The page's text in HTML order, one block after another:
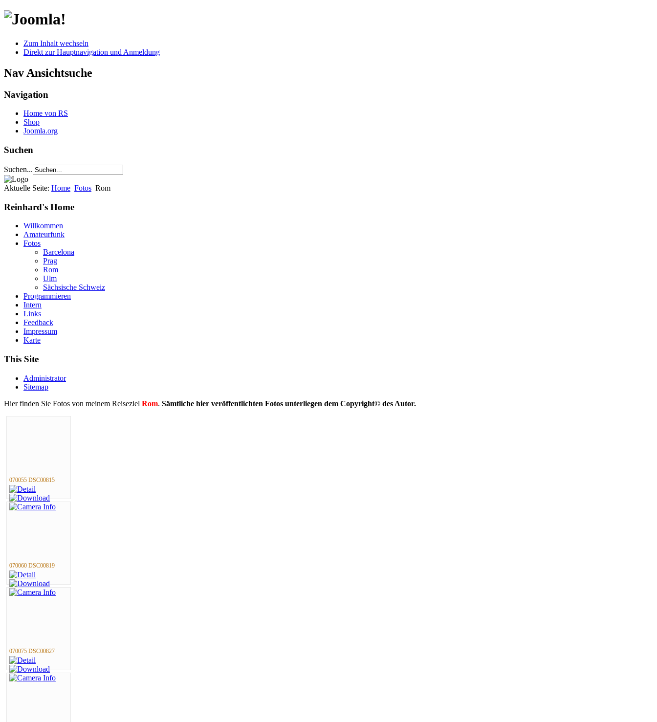
Zum Inhalt wechseln
Direkt zur Hauptnavigation und Anmeldung
Nav Ansichtsuche
Navigation
Home von RS
Shop
Joomla.org
Suchen
Suchen...
Aktuelle Seite: Home Fotos Rom
Reinhard's Home
Willkommen
Amateurfunk
Fotos
Barcelona
Prag
Rom
Ulm
Sächsische Schweiz
Programmieren
Intern
Links
Feedback
Impressum
Karte
This Site
Administrator
Sitemap
Hier finden Sie Fotos von meinem Reiseziel Rom. Sämtliche hier veröffentlichten Fotos unterliegen dem Copyright© des Autor.
070055 DSC00815
070060 DSC00819
070075 DSC00827